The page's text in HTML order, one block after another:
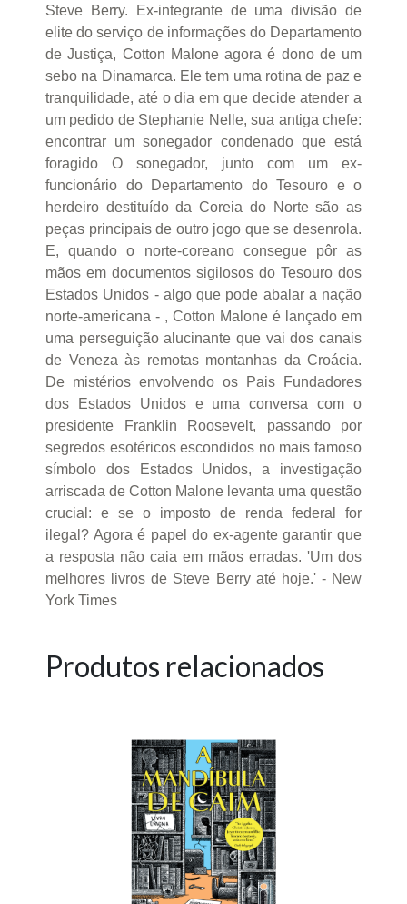
Steve Berry. Ex-integrante de uma divisão de
elite do serviço de informações do Departamento
de Justiça, Cotton Malone agora é dono de um
sebo na Dinamarca. Ele tem uma rotina de paz e
tranquilidade, até o dia em que decide atender a
um pedido de Stephanie Nelle, sua antiga chefe:
encontrar um sonegador condenado que está
foragido O sonegador, junto com um ex-
funcionário do Departamento do Tesouro e o
herdeiro destituído da Coreia do Norte são as
peças principais de outro jogo que se desenrola.
E, quando o norte-coreano consegue pôr as
mãos em documentos sigilosos do Tesouro dos
Estados Unidos - algo que pode abalar a nação
norte-americana - , Cotton Malone é lançado em
uma perseguição alucinante que vai dos canais
de Veneza às remotas montanhas da Croácia.
De mistérios envolvendo os Pais Fundadores
dos Estados Unidos e uma conversa com o
presidente Franklin Roosevelt, passando por
segredos esotéricos escondidos no mais famoso
símbolo dos Estados Unidos, a investigação
arriscada de Cotton Malone levanta uma questão
crucial: e se o imposto de renda federal for
ilegal? Agora é papel do ex-agente garantir que
a resposta não caia em mãos erradas. 'Um dos
melhores livros de Steve Berry até hoje.' - New
York Times
Produtos relacionados